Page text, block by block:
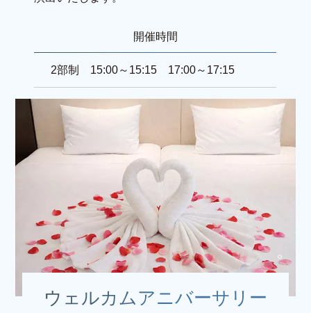
開催時間
2部制 15:00～15:15 17:00～17:15
ウェルカムアニバーサリー